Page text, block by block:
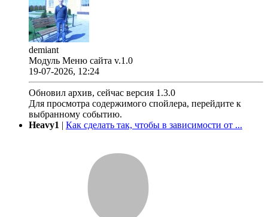
demiant
Модуль Меню сайта v.1.0
19-07-2026, 12:24
Обновил архив, сейчас версия 1.3.0
Для просмотра содержимого спойлера, перейдите к
выбранному событию.
Heavy1 | Как сделать так, чтобы в зависимости от ...